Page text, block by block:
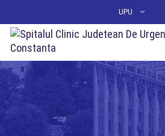
conținut
UPU